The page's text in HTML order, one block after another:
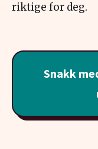
riktige for deg.
Snakk